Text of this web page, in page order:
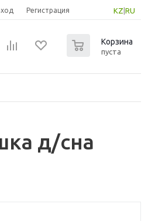
KZ RU
Регистрация
Корзина
пуста
д/сна